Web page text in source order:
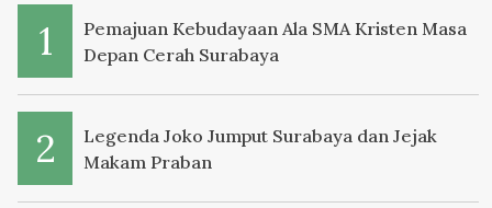
Pemajuan Kebudayaan Ala SMA Kristen Masa
Depan Cerah Surabaya
Legenda Joko Jumput Surabaya dan Jejak
Makam Praban